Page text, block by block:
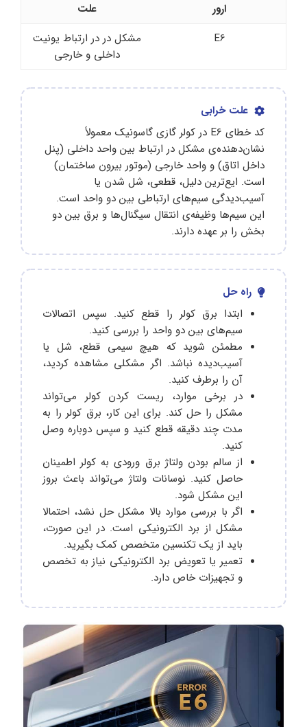
ارور
علت
E6
مشکل در در ارتباط یونیت
داخلی و خارجی
علت خرابی
کد خطای E6 در کولر گازی گاسونیک معمولاً
نشان‌دهنده‌ی مشکل در ارتباط بین واحد داخلی (پنل
داخل اتاق) و واحد خارجی (موتور بیرون ساختمان)
است. ایع‌ترین دلیل، قطعی، شل شدن یا
آسیب‌دیدگی سیم‌های ارتباطی بین دو واحد است.
این سیم‌ها وظیفه‌ی انتقال سیگنال‌ها و برق بین دو
بخش را بر عهده دارند.
راه حل
ابتدا برق کولر را قطع کنید. سپس اتصالات
سیم‌های بین دو واحد را بررسی کنید.
مطمئن شوید که هیچ سیمی قطع، شل یا
آسیب‌دیده نباشد. اگر مشکلی مشاهده کردید،
آن را برطرف کنید.
در برخی موارد، ریست کردن کولر می‌تواند
مشکل را حل کند. برای این کار، برق کولر را به
مدت چند دقیقه قطع کنید و سپس دوباره وصل
کنید.
از سالم بودن ولتاژ برق ورودی به کولر اطمینان
حاصل کنید. نوسانات ولتاژ می‌تواند باعث بروز
این مشکل شود.
اگر با بررسی موارد بالا مشکل حل نشد، احتمالا
مشکل از برد الکترونیکی است. در این صورت،
باید از یک تکنسین متخصص کمک بگیرید.
تعمیر یا تعویض برد الکترونیکی نیاز به تخصص
و تجهیزات خاص دارد.